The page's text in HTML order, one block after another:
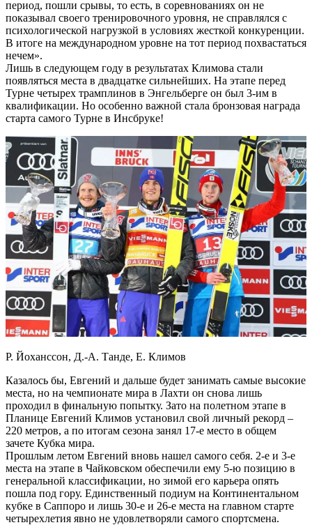
период, пошли срывы, то есть, в соревнованиях он не
показывал своего тренировочного уровня, не справлялся с
психологической нагрузкой в условиях жесткой конкуренции.
В итоге на международном уровне на тот период похвастаться
нечем».
Лишь в следующем году в результатах Климова стали
появляться места в двадцатке сильнейших. На этапе перед
Турне четырех трамплинов в Энгельберге он был 3-им в
квалификации. Но особенно важной стала бронзовая награда
старта самого Турне в Инсбруке!
Р. Йоханссон, Д.-А. Танде, Е. Климов
Казалось бы, Евгений и дальше будет занимать самые высокие
места, но на чемпионате мира в Лахти он снова лишь
проходил в финальную попытку. Зато на полетном этапе в
Планице Евгений Климов установил свой личный рекорд –
220 метров, а по итогам сезона занял 17-е место в общем
зачете Кубка мира.
Прошлым летом Евгений вновь нашел самого себя. 2-е и 3-е
места на этапе в Чайковском обеспечили ему 5-ю позицию в
генеральной классификации, но зимой его карьера опять
пошла под гору. Единственный подиум на Континентальном
кубке в Саппоро и лишь 30-е и 26-е места на главном старте
четырехлетия явно не удовлетворяли самого спортсмена.